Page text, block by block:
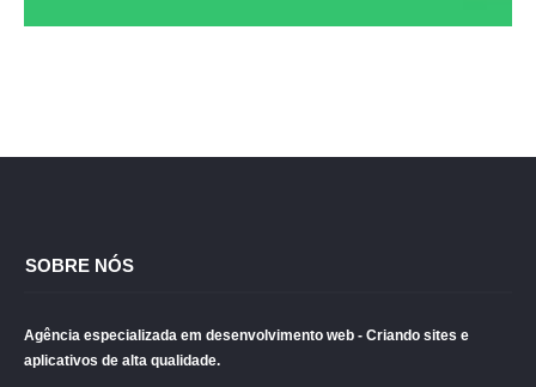
SOBRE NÓS
Agência especializada em desenvolvimento web - Criando sites e
aplicativos de alta qualidade.